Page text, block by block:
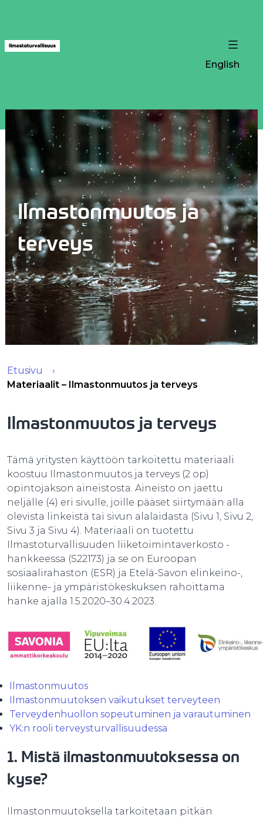
English
Ilmastonmuutos ja
terveys
Etusivu
Materiaalit – Ilmastonmuutos ja terveys
Ilmastonmuutos ja terveys
Tämä yritysten käyttöön tarkoitettu materiaali
koostuu Ilmastonmuutos ja terveys (2 op)
opintojakson aineistosta. Aineisto on jaettu
neljälle (4) eri sivulle, joille pääset siirtymään alla
olevista linkeistä tai sivun alalaidasta (Sivu 1, Sivu 2,
Sivu 3 ja Sivu 4). Materiaali on tuotettu
Ilmastoturvallisuuden liiketoimintaverkosto -
hankkeessa (S22173) ja se on Euroopan
sosiaalirahaston (ESR) ja Etelä-Savon elinkeino-,
liikenne- ja ympäristökeskuksen rahoittama
hanke ajalla 1.5.2020–30.4.2023.
Ilmastonmuutos
Ilmastonmuutoksen vaikutukset terveyteen
Terveydenhuollon sopeutuminen ja varautuminen
YK:n rooli terveysturvallisuudessa
1. Mistä ilmastonmuutoksessa on
kyse?
Ilmastonmuutoksella tarkoitetaan pitkän